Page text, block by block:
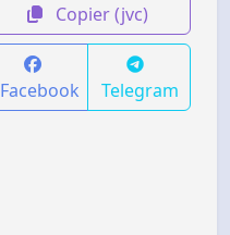
Copier (jvc)
Facebook Telegram